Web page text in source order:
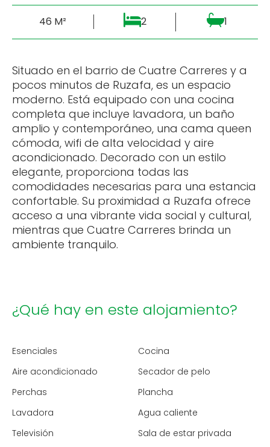
46 M² 2 1
Situado en el barrio de Cuatre Carreres y a
pocos minutos de Ruzafa, es un espacio
moderno. Está equipado con una cocina
completa que incluye lavadora, un baño
amplio y contemporáneo, una cama queen
cómoda, wifi de alta velocidad y aire
acondicionado. Decorado con un estilo
elegante, proporciona todas las
comodidades necesarias para una estancia
confortable. Su proximidad a Ruzafa ofrece
acceso a una vibrante vida social y cultural,
mientras que Cuatre Carreres brinda un
ambiente tranquilo.
¿Qué hay en este alojamiento?
Esenciales
Cocina
Aire acondicionado
Secador de pelo
Perchas
Plancha
Lavadora
Agua caliente
Televisión
Sala de estar privada